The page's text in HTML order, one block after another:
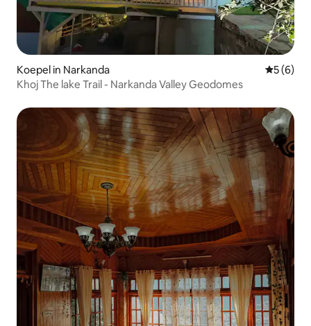
Koepel in Narkanda
5 (6)
Khoj The lake Trail - Narkanda Valley Geodomes